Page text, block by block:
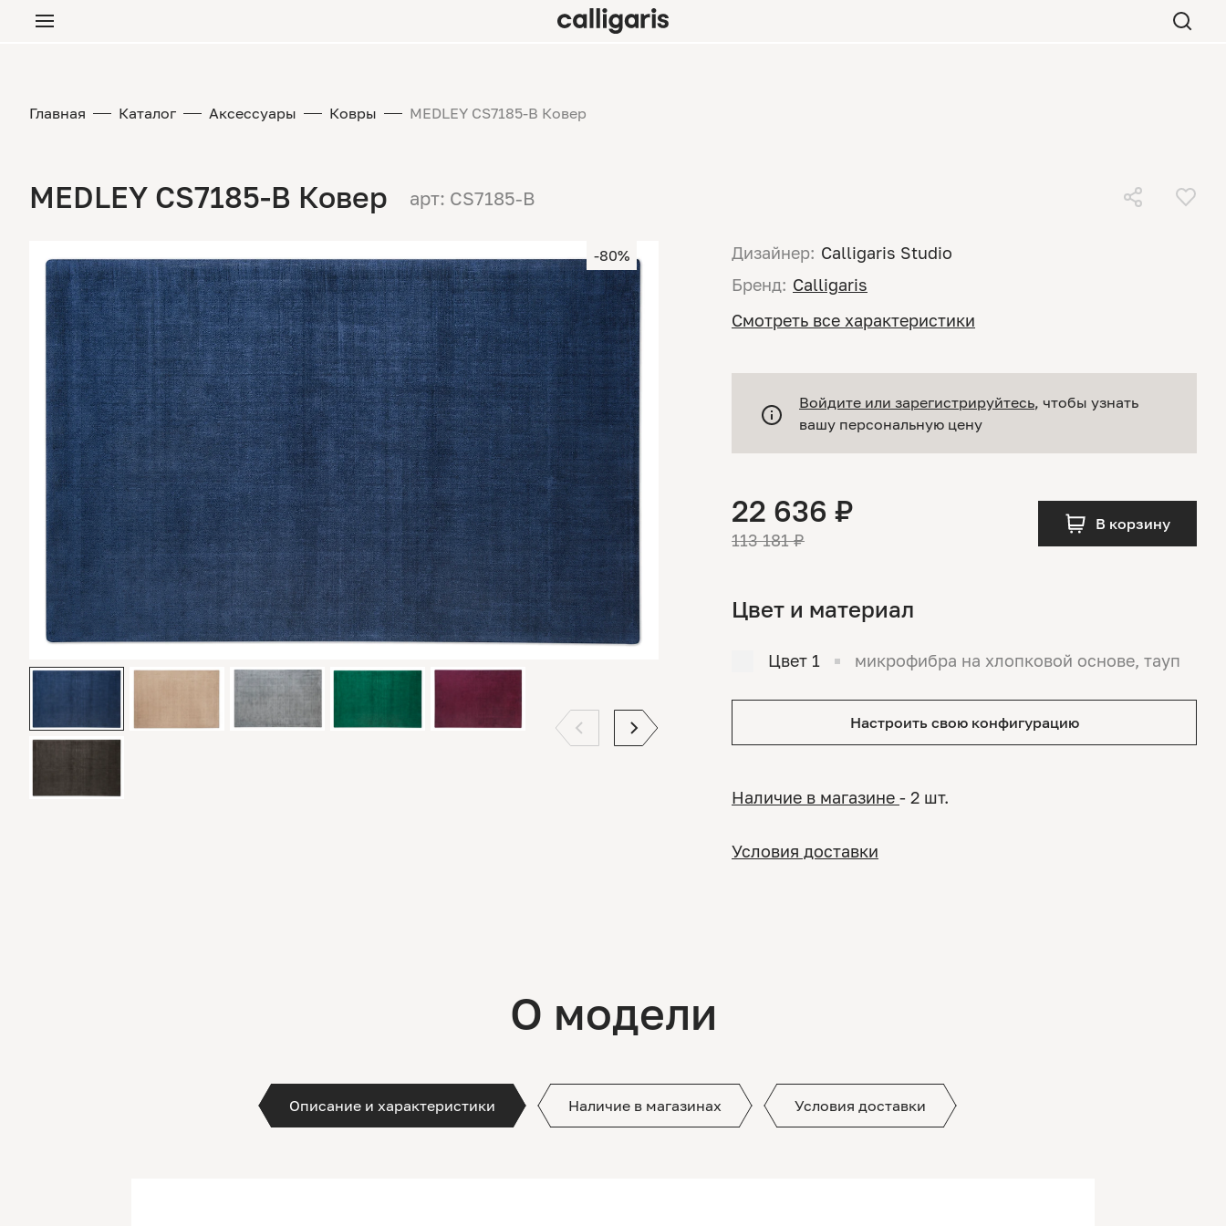
Главная Каталог Аксессуары Ковры MEDLEY CS7185-B Ковер
MEDLEY CS7185-B Ковер арт: CS7185-B
-80% Дизайнер: Calligaris Studio
Бренд: Calligaris
Смотреть все характеристики
Войдите или зарегистрируйтесь, чтобы узнать
вашу персональную цену
22 636 ₽
113 181 ₽
В корзину
Цвет и материал
Цвет 1 микрофибра на хлопковой основе, тауп
Настроить свою конфигурацию
Наличие в магазине - 2 шт.
Условия доставки
О модели
Описание и характеристики Наличие в магазинах Условия доставки